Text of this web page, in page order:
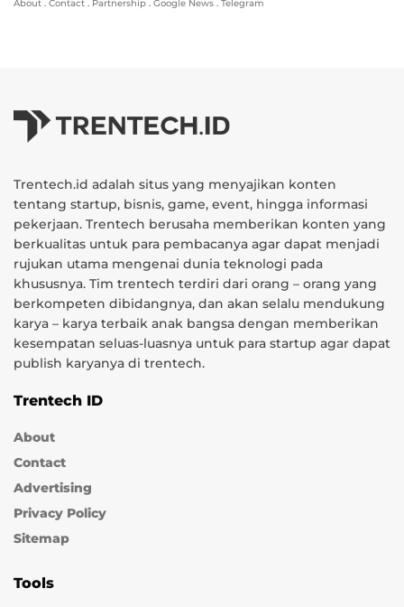
About . Contact . Partnership . Google News . Telegram
Trentech.id adalah situs yang menyajikan konten
tentang startup, bisnis, game, event, hingga informasi
pekerjaan. Trentech berusaha memberikan konten yang
berkualitas untuk para pembacanya agar dapat menjadi
rujukan utama mengenai dunia teknologi pada
khususnya. Tim trentech terdiri dari orang – orang yang
berkompeten dibidangnya, dan akan selalu mendukung
karya – karya terbaik anak bangsa dengan memberikan
kesempatan seluas-luasnya untuk para startup agar dapat
publish karyanya di trentech.
Trentech ID
About
Contact
Advertising
Privacy Policy
Sitemap
Tools